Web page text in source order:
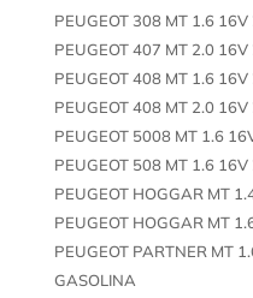
PEUGEOT 308 MT 1.6
PEUGEOT 407 MT 2.0
PEUGEOT 408 MT 1.6
PEUGEOT 408 MT 2.0 16V
PEUGEOT 5008 MT 1.6
PEUGEOT 508 MT 1.6 16V
PEUGEOT HOGGAR MT
PEUGEOT HOGGAR MT
PEUGEOT PARTNER MT
GASOLINA